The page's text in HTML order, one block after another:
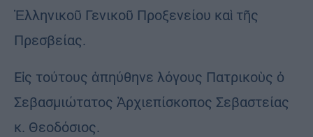
Ἑλληνικοῦ Γενικοῦ Προξενείου καὶ τῆς
Πρεσβείας.
Εἰς τούτους ἀπηύθηνε λόγους Πατρικοὺς ὁ
Σεβασμιώτατος Ἀρχιεπίσκοπος Σεβαστείας
κ. Θεοδόσιος.